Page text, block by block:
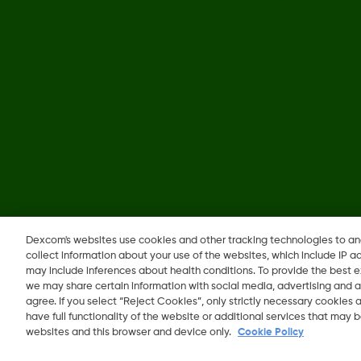
© 2026 Dexcom, Inc. جميع الحقوق محفوظة.
Dexcom's websites use cookies and other tracking technologies to
collect information about your use of the websites, which include IP
may include inferences about health conditions. To provide the best
we may share certain information with social media, advertising and
agree. If you select “Reject Cookies”, only strictly necessary
have full functionality of the website or additional services that may
websites and this browser and device only.
Cookie Policy